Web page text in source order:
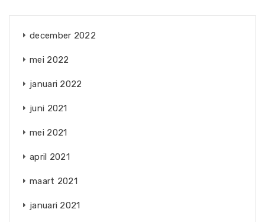
december 2022
mei 2022
januari 2022
juni 2021
mei 2021
april 2021
maart 2021
januari 2021